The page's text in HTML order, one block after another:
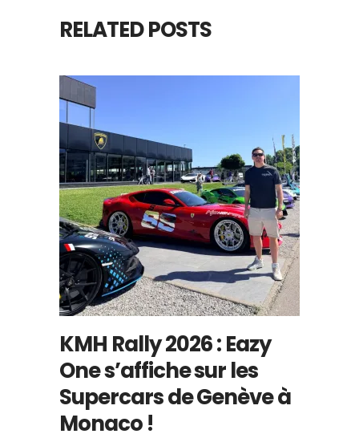
RELATED POSTS
KMH Rally 2026 : Eazy
One s’affiche sur les
Supercars de Genève à
Monaco !